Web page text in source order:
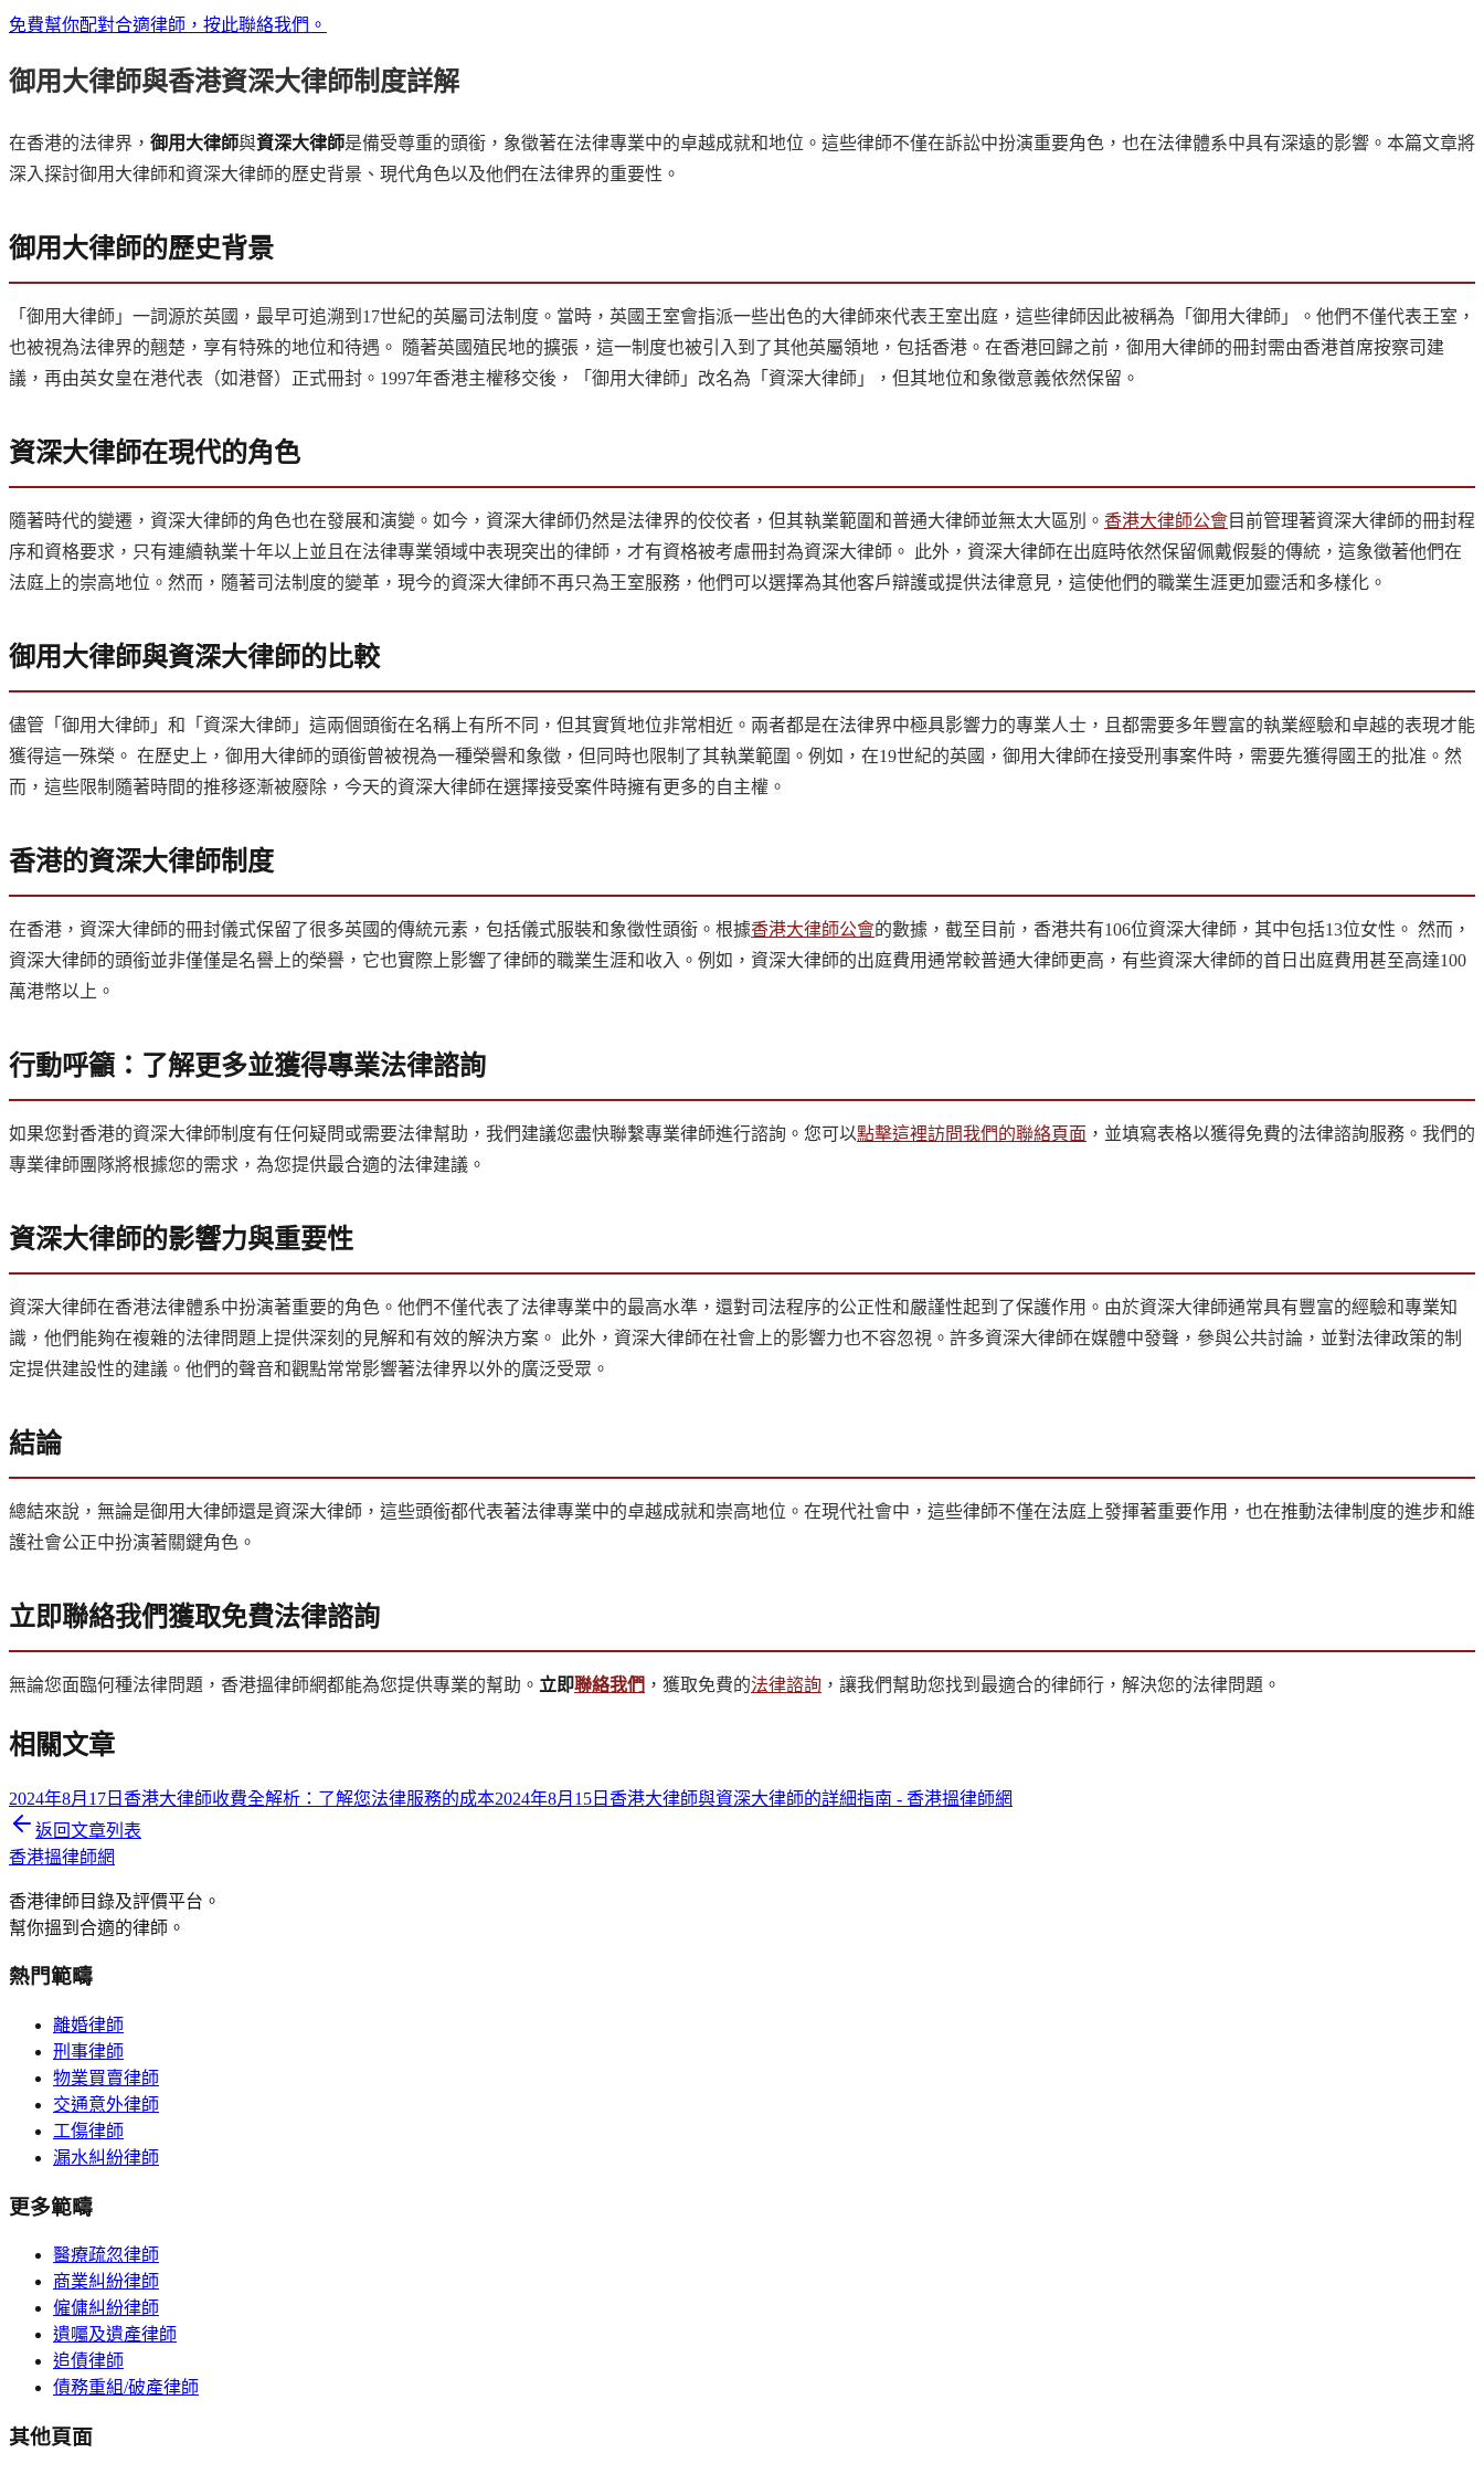
免費幫你配對合適律師，按此聯絡我們。
御用大律師與香港資深大律師制度詳解
在香港的法律界， 御用大律師與資深大律師是備受尊重的頭銜，象徵著在法律專業中的卓越成就和地位。這些律師不僅在訴訟中扮演重要角色，也在法律體系中具有深遠的影響。本篇文章將
深入探討御用大律師和資深大律師的歷史背景、現代角色以及他們在法律界的重要性。
御用大律師的歷史背景
「御用大律師」一詞源於英國，最早可追溯到17世紀的英屬司法制度。當時，英國王室會指派一些出色的大律師來代表王室出庭，這些律師因此被稱為「御用大律師」。他們不僅代表王室，
也被視為法律界的翹楚，享有特殊的地位和待遇。 隨著英國殖民地的擴張，這一制度也被引入到了其他英屬領地，包括香港。在香港回歸之前，御用大律師的冊封需由香港首席按察司建
議，再由英女皇在港代表（如港督）正式冊封。1997年香港主權移交後，「御用大律師」改名為「資深大律師」，但其地位和象徵意義依然保留。
資深大律師在現代的角色
隨著時代的變遷，資深大律師的角色也在發展和演變。如今，資深大律師仍然是法律界的佼佼者，但其執業範圍和普通大律師並無太大區別。 香港大律師公會目前管理著資深大律師的冊封程
序和資格要求，只有連續執業十年以上並且在法律專業領域中表現突出的律師，才有資格被考慮冊封為資深大律師。 此外，資深大律師在出庭時依然保留佩戴假髮的傳統，這象徵著他們在
法庭上的崇高地位。然而，隨著司法制度的變革，現今的資深大律師不再只為王室服務，他們可以選擇為其他客戶辯護或提供法律意見，這使他們的職業生涯更加靈活和多樣化。
御用大律師與資深大律師的比較
儘管「御用大律師」和「資深大律師」這兩個頭銜在名稱上有所不同，但其實質地位非常相近。兩者都是在法律界中極具影響力的專業人士，且都需要多年豐富的執業經驗和卓越的表現才能
獲得這一殊榮。 在歷史上，御用大律師的頭銜曾被視為一種榮譽和象徵，但同時也限制了其執業範圍。例如，在19世紀的英國，御用大律師在接受刑事案件時，需要先獲得國王的批准。然
而，這些限制隨著時間的推移逐漸被廢除，今天的資深大律師在選擇接受案件時擁有更多的自主權。
香港的資深大律師制度
在香港，資深大律師的冊封儀式保留了很多英國的傳統元素，包括儀式服裝和象徵性頭銜。根據香港大律師公會的數據，截至目前，香港共有106位資深大律師，其中包括13位女性。 然而，
資深大律師的頭銜並非僅僅是名譽上的榮譽，它也實際上影響了律師的職業生涯和收入。例如，資深大律師的出庭費用通常較普通大律師更高，有些資深大律師的首日出庭費用甚至高達100
萬港幣以上。
行動呼籲：了解更多並獲得專業法律諮詢
如果您對香港的資深大律師制度有任何疑問或需要法律幫助，我們建議您盡快聯繫專業律師進行諮詢。您可以點擊這裡訪問我們的聯絡頁面 ，並填寫表格以獲得免費的法律諮詢服務。我們的
專業律師團隊將根據您的需求，為您提供最合適的法律建議。
資深大律師的影響力與重要性
資深大律師在香港法律體系中扮演著重要的角色。他們不僅代表了法律專業中的最高水準，還對司法程序的公正性和嚴謹性起到了保護作用。由於資深大律師通常具有豐富的經驗和專業知
識，他們能夠在複雜的法律問題上提供深刻的見解和有效的解決方案。 此外，資深大律師在社會上的影響力也不容忽視。許多資深大律師在媒體中發聲，參與公共討論，並對法律政策的制
定提供建設性的建議。他們的聲音和觀點常常影響著法律界以外的廣泛受眾。
結論
總結來說，無論是御用大律師還是資深大律師，這些頭銜都代表著法律專業中的卓越成就和崇高地位。在現代社會中，這些律師不僅在法庭上發揮著重要作用，也在推動法律制度的進步和維
護社會公正中扮演著關鍵角色。
立即聯絡我們獲取免費法律諮詢
無論您面臨何種法律問題，香港搵律師網都能為您提供專業的幫助。 立即聯絡我們 ，獲取免費的法律諮詢 ，讓我們幫助您找到最適合的律師行，解決您的法律問題。
相關文章
2024年8月17日 香港大律師收費全解析：了解您法律服務的成本2024年8月15日 香港大律師與資深大律師的詳細指南 - 香港搵律師網
返回文章列表
香港搵律師網
香港律師目錄及評價平台。
幫你搵到合適的律師。
熱門範疇
離婚律師
刑事律師
物業買賣律師
交通意外律師
工傷律師
漏水糾紛律師
更多範疇
醫療疏忽律師
商業糾紛律師
僱傭糾紛律師
遺囑及遺產律師
追債律師
債務重組/破產律師
其他頁面